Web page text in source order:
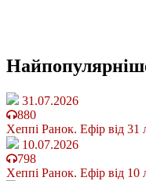
31.07.2026
880
Хеппі Ранок. Ефір від 31
10.07.2026
798
Хеппі Ранок. Ефір від 10